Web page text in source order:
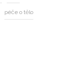
péče o tělo